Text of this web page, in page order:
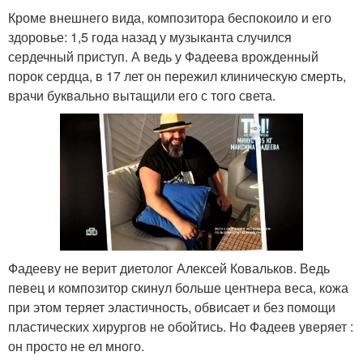
Кроме внешнего вида, композитора беспокоило и его
здоровье: 1,5 года назад у музыканта случился
сердечный приступ. А ведь у Фадеева врожденный
порок сердца, в 17 лет он пережил клиническую смерть,
врачи буквально вытащили его с того света.
Фадееву не верит диетолог Алексей Ковальков. Ведь
певец и композитор скинул больше центнера веса, кожа
при этом теряет эластичность, обвисает и без помощи
пластических хирургов не обойтись. Но Фадеев уверяет :
он просто не ел много.